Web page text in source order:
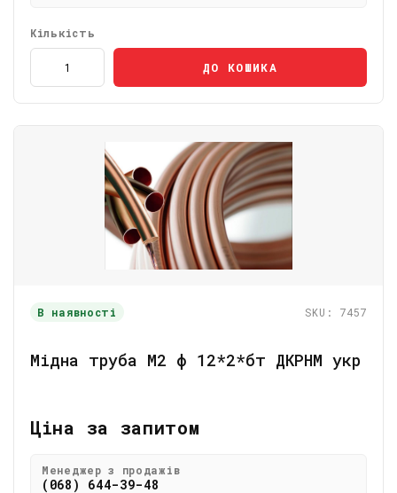
Кількість
ДО КОШИКА
В наявності SKU: 7457
Мідна труба М2 ф 12*2*бт ДКРНМ укр
Ціна за запитом
Менеджер з продажів
(068) 644-39-48